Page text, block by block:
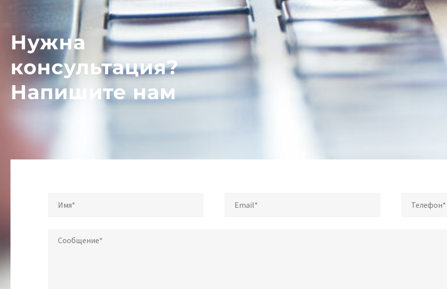
Нужна
консультация?
Напишите нам